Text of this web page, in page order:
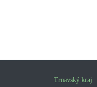
Trnavský kraj